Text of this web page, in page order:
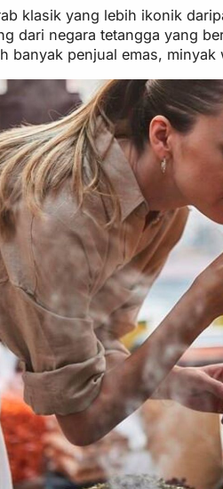
klasik yang lebih ikonik
dari negara tetangga yang
banyak penjual emas,